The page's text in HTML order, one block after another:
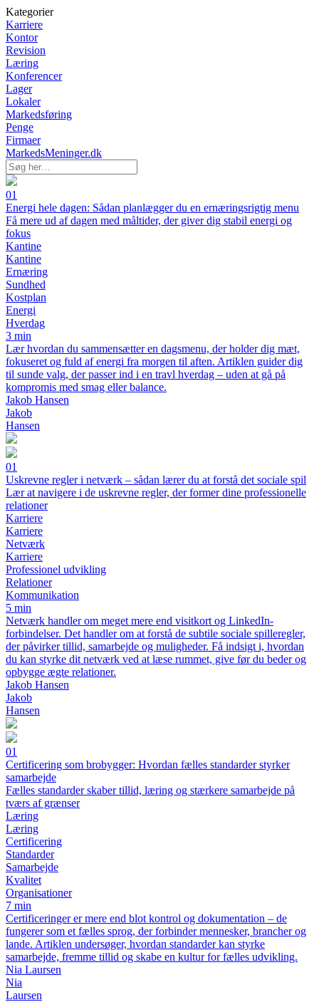
Kategorier
Karriere
Kontor
Revision
Læring
Konferencer
Lager
Lokaler
Markedsføring
Penge
Firmaer
MarkedsMeninger.dk
01
Energi hele dagen: Sådan planlægger du en ernæringsrigtig menu
Få mere ud af dagen med måltider, der giver dig stabil energi og
fokus
Kantine
Kantine
Ernæring
Sundhed
Kostplan
Energi
Hverdag
3 min
Lær hvordan du sammensætter en dagsmenu, der holder dig mæt,
fokuseret og fuld af energi fra morgen til aften. Artiklen guider dig
til sunde valg, der passer ind i en travl hverdag – uden at gå på
kompromis med smag eller balance.
Jakob Hansen
Jakob
Hansen
01
Uskrevne regler i netværk – sådan lærer du at forstå det sociale spil
Lær at navigere i de uskrevne regler, der former dine professionelle
relationer
Karriere
Karriere
Netværk
Karriere
Professionel udvikling
Relationer
Kommunikation
5 min
Netværk handler om meget mere end visitkort og LinkedIn-
forbindelser. Det handler om at forstå de subtile sociale spilleregler,
der påvirker tillid, samarbejde og muligheder. Få indsigt i, hvordan
du kan styrke dit netværk ved at læse rummet, give før du beder og
opbygge ægte relationer.
Jakob Hansen
Jakob
Hansen
01
Certificering som brobygger: Hvordan fælles standarder styrker
samarbejde
Fælles standarder skaber tillid, læring og stærkere samarbejde på
tværs af grænser
Læring
Læring
Certificering
Standarder
Samarbejde
Kvalitet
Organisationer
7 min
Certificeringer er mere end blot kontrol og dokumentation – de
fungerer som et fælles sprog, der forbinder mennesker, brancher og
lande. Artiklen undersøger, hvordan standarder kan styrke
samarbejde, fremme tillid og skabe en kultur for fælles udvikling.
Nia Laursen
Nia
Laursen